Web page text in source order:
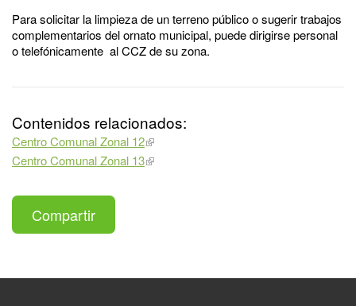
Para solicitar la limpieza de un terreno público o sugerir trabajos
complementarios del ornato municipal, puede dirigirse personal
o telefónicamente al CCZ de su zona.
Contenidos relacionados:
Centro Comunal Zonal 12
Centro Comunal Zonal 13
Compartir